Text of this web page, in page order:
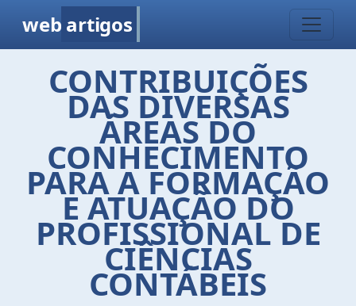
web artigos
CONTRIBUIÇÕES
DAS DIVERSAS
ÁREAS DO
CONHECIMENTO
PARA A FORMAÇÃO
E ATUAÇÃO DO
PROFISSIONAL DE
CIÊNCIAS
CONTÁBEIS